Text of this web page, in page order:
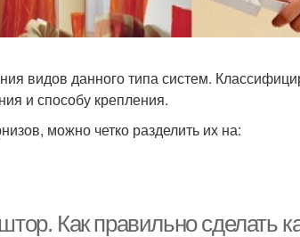
видов данного типа систем.
и способу крепления.
можно четко разделить их на:
Как правильно сделать